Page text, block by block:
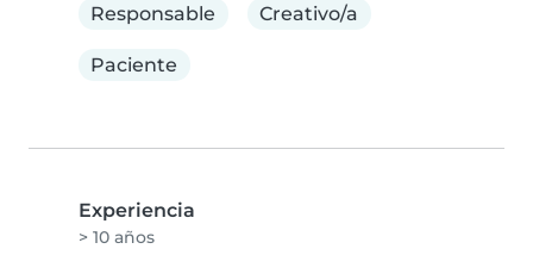
Responsable
Creativo/a
Paciente
Experiencia
> 10 años